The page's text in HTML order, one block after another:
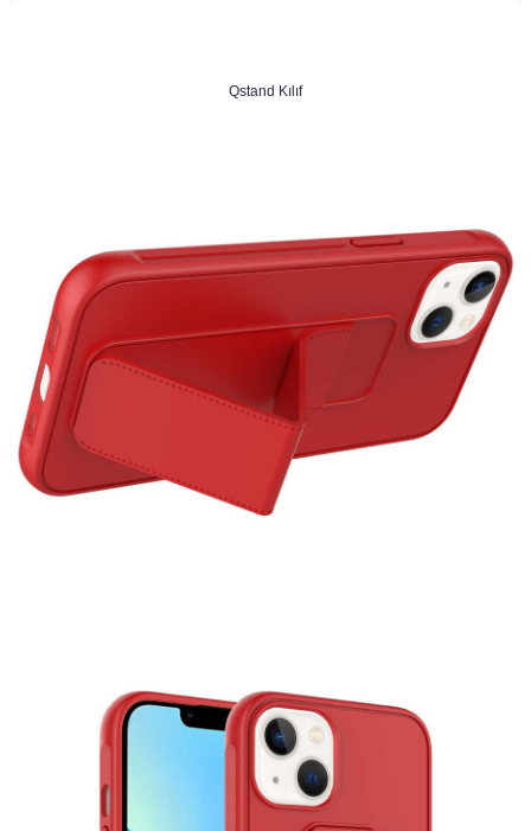
Qstand Kılıf